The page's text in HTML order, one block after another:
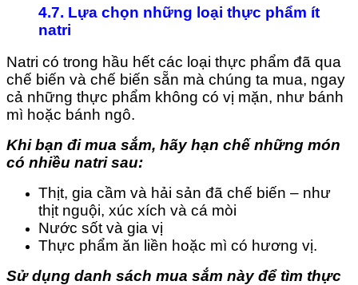
4.7. Lựa chọn những loại thực phẩm ít
natri
Natri có trong hầu hết các loại thực phẩm đã qua
chế biến và chế biến sẵn mà chúng ta mua, ngay
cả những thực phẩm không có vị mặn, như bánh
mì hoặc bánh ngô.
Khi bạn đi mua sắm, hãy hạn chế những món
có nhiều natri sau:
Thịt, gia cầm và hải sản đã chế biến – như
thịt nguội, xúc xích và cá mòi
Nước sốt và gia vị
Thực phẩm ăn liền hoặc mì có hương vị.
Sử dụng danh sách mua sắm này để tìm thực